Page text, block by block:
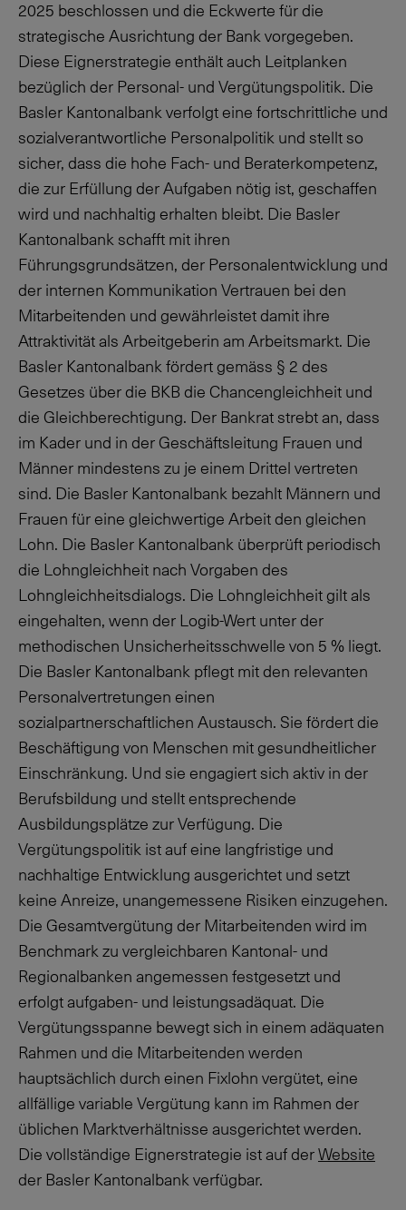
2025 beschlossen und die Eckwerte für die
strategische Ausrichtung der Bank vorgegeben.
Diese Eignerstrategie enthält auch Leitplanken
bezüglich der Personal- und Vergütungspolitik. Die
Basler Kantonalbank verfolgt eine fortschrittliche und
sozialverantwortliche Personalpolitik und stellt so
sicher, dass die hohe Fach- und Beraterkompetenz,
die zur Erfüllung der Aufgaben nötig ist, geschaffen
wird und nachhaltig erhalten bleibt. Die Basler
Kantonalbank schafft mit ihren
Führungsgrundsätzen, der Personalentwicklung und
der internen Kommunikation Vertrauen bei den
Mitarbeitenden und gewährleistet damit ihre
Attraktivität als Arbeitgeberin am Arbeitsmarkt. Die
Basler Kantonalbank fördert gemäss § 2 des
Gesetzes über die BKB die Chancengleichheit und
die Gleichberechtigung. Der Bankrat strebt an, dass
im Kader und in der Geschäftsleitung Frauen und
Männer mindestens zu je einem Drittel vertreten
sind. Die Basler Kantonalbank bezahlt Männern und
Frauen für eine gleichwertige Arbeit den gleichen
Lohn. Die Basler Kantonalbank überprüft periodisch
die Lohngleichheit nach Vorgaben des
Lohngleichheitsdialogs. Die Lohngleichheit gilt als
eingehalten, wenn der Logib-Wert unter der
methodischen Unsicherheitsschwelle von 5 % liegt.
Die Basler Kantonalbank pflegt mit den relevanten
Personalvertretungen einen
sozialpartnerschaftlichen Austausch. Sie fördert die
Beschäftigung von Menschen mit gesundheitlicher
Einschränkung. Und sie engagiert sich aktiv in der
Berufsbildung und stellt entsprechende
Ausbildungsplätze zur Verfügung. Die
Vergütungspolitik ist auf eine langfristige und
nachhaltige Entwicklung ausgerichtet und setzt
keine Anreize, unangemessene Risiken einzugehen.
Die Gesamtvergütung der Mitarbeitenden wird im
Benchmark zu vergleichbaren Kantonal- und
Regionalbanken angemessen festgesetzt und
erfolgt aufgaben- und leistungsadäquat. Die
Vergütungsspanne bewegt sich in einem adäquaten
Rahmen und die Mitarbeitenden werden
hauptsächlich durch einen Fixlohn vergütet, eine
allfällige variable Vergütung kann im Rahmen der
üblichen Marktverhältnisse ausgerichtet werden.
Die vollständige Eignerstrategie ist auf derWebsite
der Basler Kantonalbank verfügbar.